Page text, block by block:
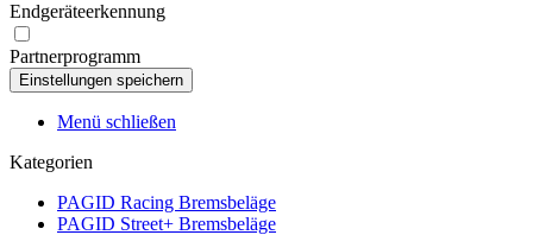
Endgeräteerkennung
Partnerprogramm
Menü schließen
Kategorien
PAGID Racing Bremsbeläge
PAGID Street+ Bremsbeläge